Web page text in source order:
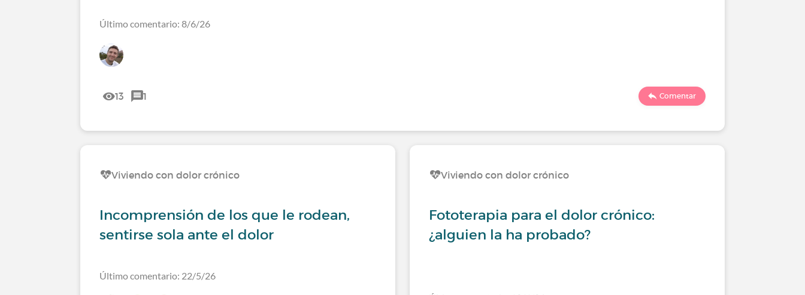
Último comentario: 8/6/26
13 1 Comentar
Viviendo con dolor crónico
Incomprensión de los que le rodean,
sentirse sola ante el dolor
Último comentario: 22/5/26
Viviendo con dolor crónico
Fototerapia para el dolor crónico:
¿alguien la ha probado?